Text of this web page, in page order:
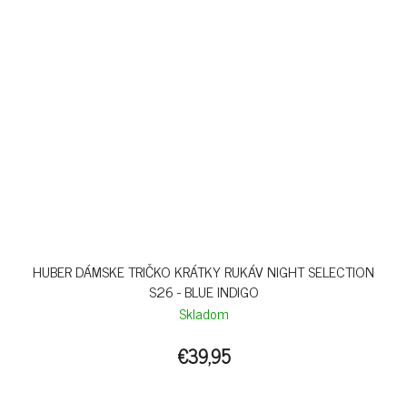
HUBER DÁMSKE TRIČKO KRÁTKY RUKÁV NIGHT SELECTION
S26 - BLUE INDIGO
Skladom
€39,95